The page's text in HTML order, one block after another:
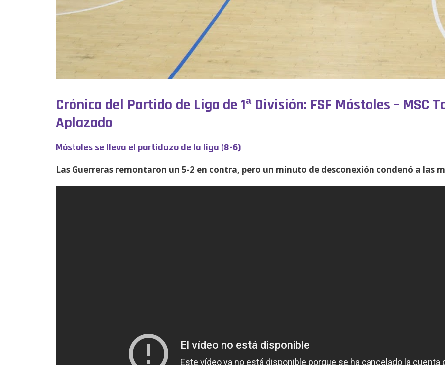
Crónica del Partido de Liga de 1ª División: FSF Móstoles – MSC
Aplazado
Móstoles se lleva el partidazo de la liga (8-6)
Las Guerreras remontaron un 5-2 en contra, pero un minuto de desconexión condenó a las